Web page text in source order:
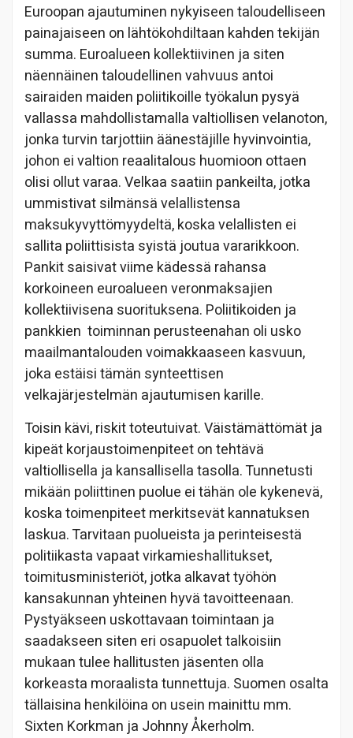
Euroopan ajautuminen nykyiseen taloudelliseen
painajaiseen on lähtökohdiltaan kahden tekijän
summa. Euroalueen kollektiivinen ja siten
näennäinen taloudellinen vahvuus antoi
sairaiden maiden poliitikoille työkalun pysyä
vallassa mahdollistamalla valtiollisen velanoton,
jonka turvin tarjottiin äänestäjille hyvinvointia,
johon ei valtion reaalitalous huomioon ottaen
olisi ollut varaa. Velkaa saatiin pankeilta, jotka
ummistivat silmänsä velallistensa
maksukyvyttömyydeltä, koska velallisten ei
sallita poliittisista syistä joutua vararikkoon.
Pankit saisivat viime kädessä rahansa
korkoineen euroalueen veronmaksajien
kollektiivisena suorituksena. Poliitikoiden ja
pankkien toiminnan perusteenahan oli usko
maailmantalouden voimakkaaseen kasvuun,
joka estäisi tämän synteettisen
velkajärjestelmän ajautumisen karille.
Toisin kävi, riskit toteutuivat. Väistämättömät ja
kipeät korjaustoimenpiteet on tehtävä
valtiollisella ja kansallisella tasolla. Tunnetusti
mikään poliittinen puolue ei tähän ole kykenevä,
koska toimenpiteet merkitsevät kannatuksen
laskua. Tarvitaan puolueista ja perinteisestä
politiikasta vapaat virkamieshallitukset,
toimitusministeriöt, jotka alkavat työhön
kansakunnan yhteinen hyvä tavoitteenaan.
Pystyäkseen uskottavaan toimintaan ja
saadakseen siten eri osapuolet talkoisiin
mukaan tulee hallitusten jäsenten olla
korkeasta moraalista tunnettuja. Suomen osalta
tällaisina henkilöina on usein mainittu mm.
Sixten Korkman ja Johnny Åkerholm.